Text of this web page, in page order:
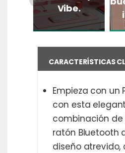
Vibe.
CARACTERÍSTICAS
Empieza con un
con esta
combinación
ratón Bluetooth
diseño